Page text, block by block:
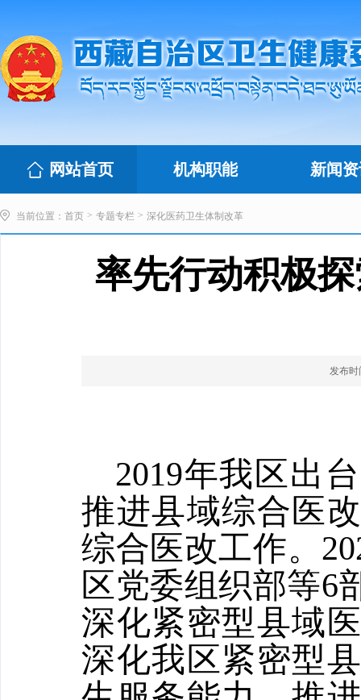
网站首页 机构职能 新闻
当前位置： 首页 > 专题专栏 > 深化医药卫生体制改革
率先行动积极
发布时
2019年我区出
推进县域综合医
综合医改工作。
区党委组织部等6
深化紧密型县域
深化我区紧密型